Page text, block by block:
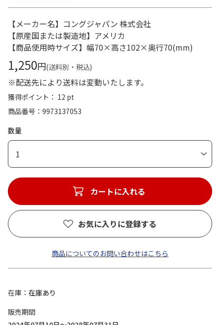
【メーカー名】コングジャパン 株式会社
【原産国または製造地】アメリカ
【商品使用時サイズ】幅70×高さ102×奥行70(mm)
1,250円(送料別・税込)
※配送先により送料は変動いたします。
獲得ポイント： 12 pt
商品番号
9973137053
数量
1
カートに入れる
お気に入りに登録する
商品についてのお問い合わせはこちら
在庫
在庫あり
販売期間